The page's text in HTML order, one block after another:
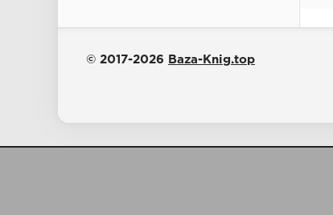
© 2017-2026 Baza-Knig.top